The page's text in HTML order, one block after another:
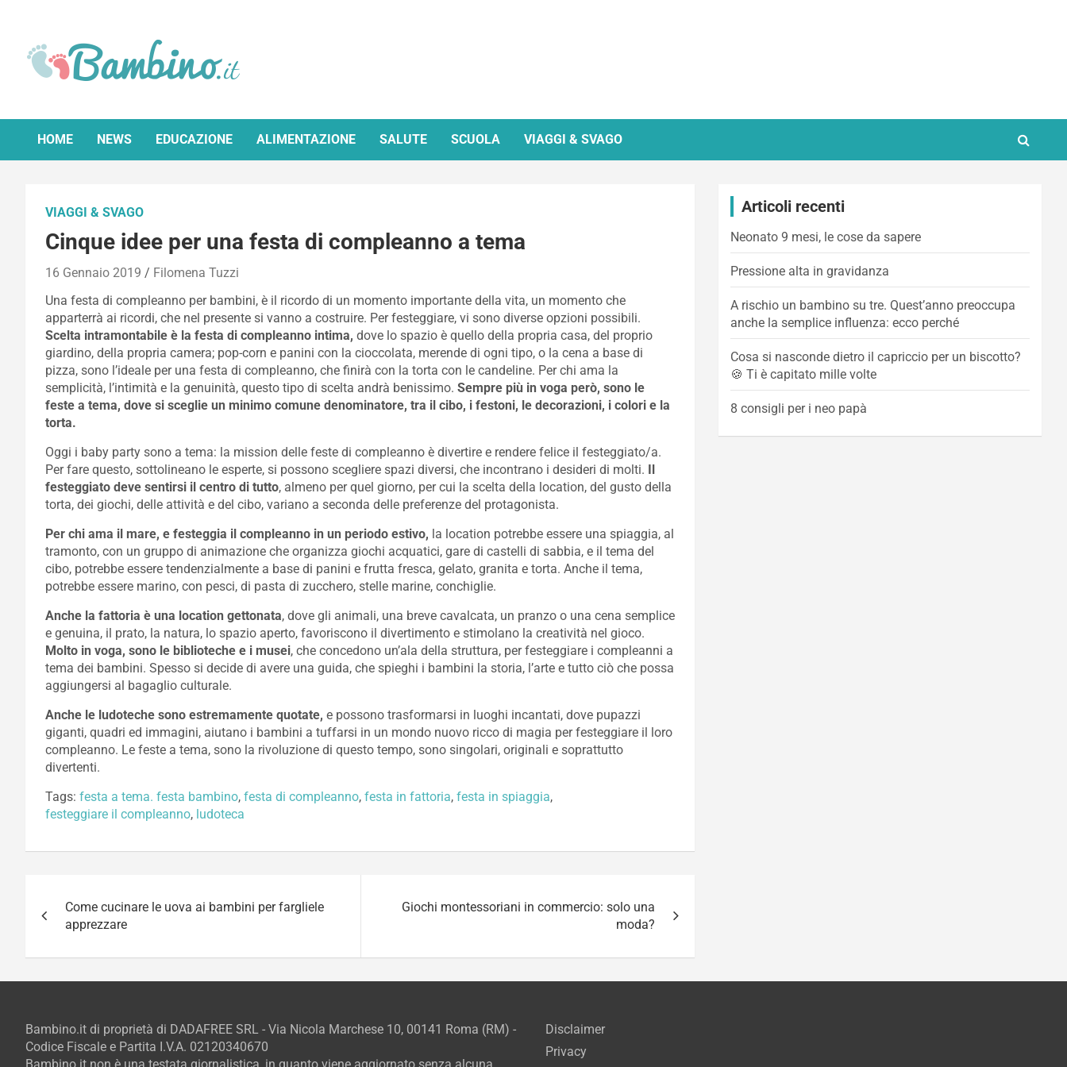
content
Bambino.it
HOME NEWS EDUCAZIONE ALIMENTAZIONE SALUTE SCUOLA VIAGGI & SVAGO
VIAGGI & SVAGO
Cinque idee per una festa di compleanno a tema
16 Gennaio 2019
Filomena Tuzzi
Una festa di compleanno per bambini, è il ricordo di un momento importante della vita, un momento che
apparterrà ai ricordi, che nel presente si vanno a costruire. Per festeggiare, vi sono diverse opzioni possibili.
Scelta intramontabile è la festa di compleanno intima, dove lo spazio è quello della propria casa, del proprio
giardino, della propria camera; pop-corn e panini con la cioccolata, merende di ogni tipo, o la cena a base di
pizza, sono l’ideale per una festa di compleanno, che finirà con la torta con le candeline. Per chi ama la
semplicità, l’intimità e la genuinità, questo tipo di scelta andrà benissimo. Sempre più in voga però, sono le
feste a tema, dove si sceglie un minimo comune denominatore, tra il cibo, i festoni, le decorazioni, i colori e la
torta.
Oggi i baby party sono a tema: la mission delle feste di compleanno è divertire e rendere felice il festeggiato/a.
Per fare questo, sottolineano le esperte, si possono scegliere spazi diversi, che incontrano i desideri di molti. Il
festeggiato deve sentirsi il centro di tutto, almeno per quel giorno, per cui la scelta della location, del gusto della
torta, dei giochi, delle attività e del cibo, variano a seconda delle preferenze del protagonista.
Per chi ama il mare, e festeggia il compleanno in un periodo estivo, la location potrebbe essere una spiaggia, al
tramonto, con un gruppo di animazione che organizza giochi acquatici, gare di castelli di sabbia, e il tema del
cibo, potrebbe essere tendenzialmente a base di panini e frutta fresca, gelato, granita e torta. Anche il tema,
potrebbe essere marino, con pesci, di pasta di zucchero, stelle marine, conchiglie.
Anche la fattoria è una location gettonata, dove gli animali, una breve cavalcata, un pranzo o una cena semplice
e genuina, il prato, la natura, lo spazio aperto, favoriscono il divertimento e stimolano la creatività nel gioco.
Molto in voga, sono le biblioteche e i musei, che concedono un’ala della struttura, per festeggiare i compleanni a
tema dei bambini. Spesso si decide di avere una guida, che spieghi i bambini la storia, l’arte e tutto ciò che possa
aggiungersi al bagaglio culturale.
Anche le ludoteche sono estremamente quotate, e possono trasformarsi in luoghi incantati, dove pupazzi
giganti, quadri ed immagini, aiutano i bambini a tuffarsi in un mondo nuovo ricco di magia per festeggiare il loro
compleanno. Le feste a tema, sono la rivoluzione di questo tempo, sono singolari, originali e soprattutto
divertenti.
Tags: festa a tema. festa bambino, festa di compleanno, festa in fattoria, festa in spiaggia,
festeggiare il compleanno, ludoteca
articoli
Come cucinare le uova ai bambini per fargliele
apprezzare
Giochi montessoriani in commercio: solo una
moda?
Articoli recenti
Neonato 9 mesi, le cose da sapere
Pressione alta in gravidanza
A rischio un bambino su tre. Quest’anno preoccupa
anche la semplice influenza: ecco perché
Cosa si nasconde dietro il capriccio per un biscotto?
🍪 Ti è capitato mille volte
8 consigli per i neo papà
Bambino.it di proprietà di DADAFREE SRL - Via Nicola Marchese 10, 00141 Roma (RM) -
Codice Fiscale e Partita I.V.A. 02120340670
Disclaimer
Privacy